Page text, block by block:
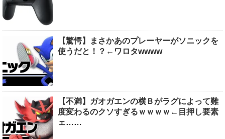
【驚愕】まさかあのプレーヤーがソニックを
使うだと！？←ワロタwwww
【不満】ガオガエンの横Ｂがラグによって難
度変わるのクソすぎるｗｗｗｗ←目押し要素
ェ……